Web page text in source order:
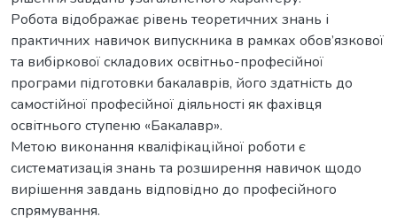
Робота відображає рівень теоретичних знань і
практичних навичок випускника в рамках обов’язкової
та вибіркової складових освітньо-професійної
програми підготовки бакалаврів, його здатність до
самостійної професійної діяльності як фахівця
освітнього ступеню «Бакалавр».
Метою виконання кваліфікаційної роботи є
систематизація знань та розширення навичок щодо
вирішення завдань відповідно до професійного
спрямування.